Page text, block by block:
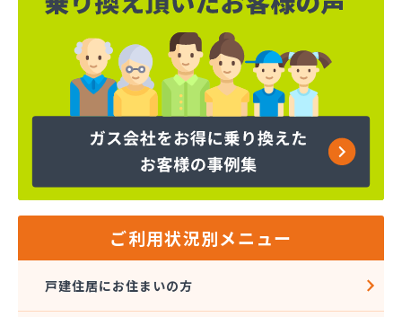
ご利用状況別メニュー
戸建住居にお住まいの方